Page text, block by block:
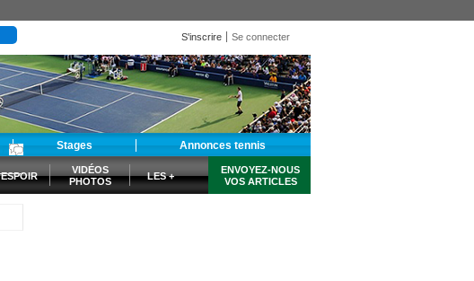
S'inscrire Se connecter
Stages Annonces tennis
ESPOIR
VIDÉOS
PHOTOS
LES +
ENVOYEZ-NOUS
VOS ARTICLES